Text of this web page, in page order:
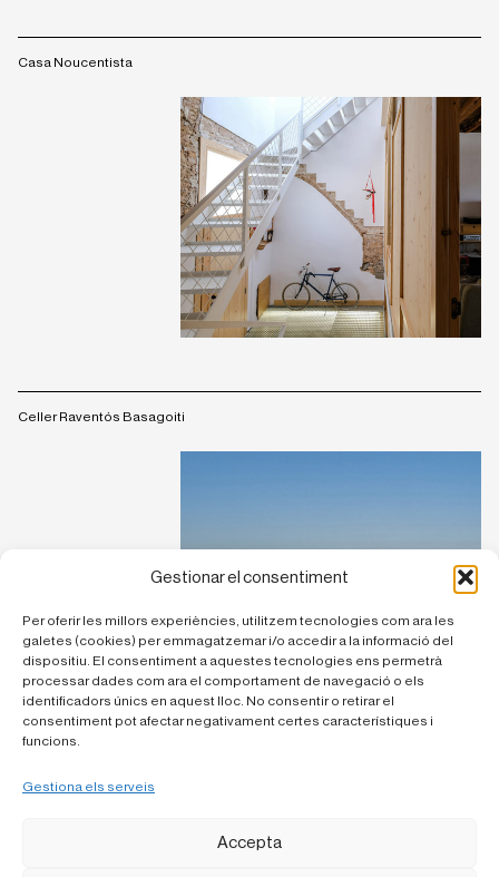
Gestionar el consentiment
Per oferir les millors experiències, utilitzem tecnologies com ara les
galetes (cookies) per emmagatzemar i/o accedir a la informació del
dispositiu. El consentiment a aquestes tecnologies ens permetrà
processar dades com ara el comportament de navegació o els
identificadors únics en aquest lloc. No consentir o retirar el
consentiment pot afectar negativament certes característiques i
funcions.
Gestiona els serveis
Accepta
Casa Noucentista
Celler Raventós Basagoiti